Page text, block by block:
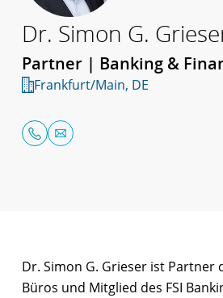
Dr. Simon G.
Partner | Banking &
Frankfurt/Main, DE
Dr. Simon G. Grieser ist Partner
Büros und Mitglied des FSI